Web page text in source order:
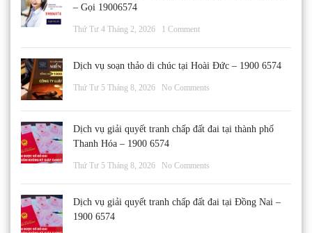
– Gọi 19006574
Thứ Tư 4 Tháng 2, 2026 1 Comment
Dịch vụ soạn thảo di chúc tại Hoài Đức – 1900 6574
Thứ Tư 5 Tháng 8, 2026 No Comments
Dịch vụ giải quyết tranh chấp đất đai tại thành phố
Thanh Hóa – 1900 6574
Thứ Tư 5 Tháng 8, 2026 No Comments
Dịch vụ giải quyết tranh chấp đất đai tại Đồng Nai –
1900 6574